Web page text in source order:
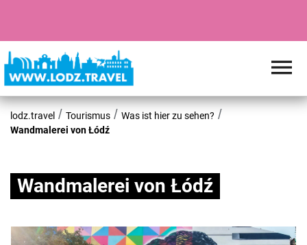
lodz.travel Tourismus
Was ist hier zu sehen?
Wandmalerei von Łódź
Wandmalerei von Łódź